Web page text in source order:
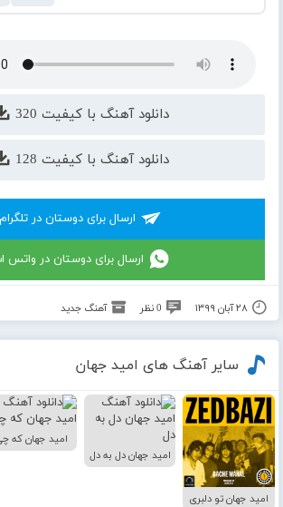
دانلود آهنگ با کیفیت 320
دانلود آهنگ با کیفیت 128
ارسال برای دوستان در تلگرام
ارسال برای دوستان در واتس
۲۸ آبان ۱۳۹۹ 0 نظر آهنگ جدید
سایر آهنگ های امید جهان
امید جهان تو دلبری
امید جهان دل به دل
امید جهان که